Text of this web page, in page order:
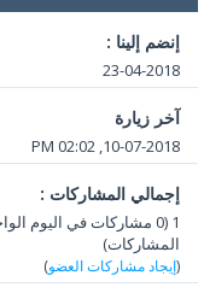
إنضم إلينا :
23-04-2018
آخر زيارة
10-07-2018, 02:02 PM
إجمالي المشاركات :
المشاركات)
إيجاد مشاركات العضو)